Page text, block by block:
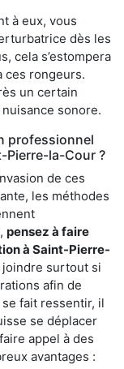
à eux, vous
dès les
cela s’estompera
ces rongeurs.
un certain
sonore.
professionnel
Pierre-la-Cour ?
de ces
les méthodes
pensez à faire
à Saint-Pierre-
joindre surtout si
afin de
fait ressentir, il
se déplacer
appel à des
avantages :